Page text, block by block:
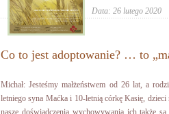
Data: 26 lutego 2020
Co to jest adoptowanie? … to
Michał: Jesteśmy małżeństwem od 26 lat, a
letniego syna Maćka i 10-letnią córkę Kasię,
nasze doświadczenia wychowywania ich także